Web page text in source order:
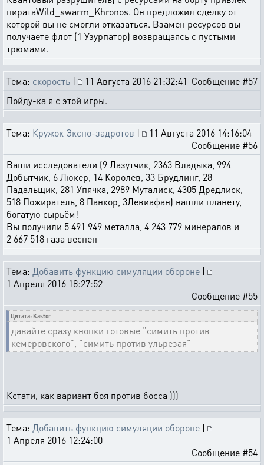
пиратаWild_swarm_Khronos. Он предложил сделку от
которой вы не смогли отказаться. Взамен ресурсов вы
получаете флот (1 Узурпатор) возвращаясь с пустыми
трюмами.
Тема: скорость | 11 Августа 2016 21:32:41 Сообщение #57
Пойду-ка я с этой игры.
Тема: Кружок Экспо-задротов |
11 Августа 2016 14:16:04
Сообщение #56
Ваши исследователи (9 Лазутчик, 2363 Владыка, 994
Добытчик, 6 Люкер, 14 Королев, 33 Брудлинг, 28
Падальщик, 281 Упячка, 2989 Муталиск, 4305 Дредлиск,
518 Пожиратель, 8 Панкор, 3Левиафан) нашли планету,
богатую сырьём!
Вы получили 5 491 949 металла, 4 243 779 минералов и
2 667 518 газа веспен
Тема: Добавить функцию симуляции обороне |
1 Апреля 2016 18:27:52
Сообщение #55
Цитата: Kastor
давайте сразу кнопки готовые "симить против
кемеровского", "симить против ульрезая"
Кстати, как вариант боя против босса )))
Тема: Добавить функцию симуляции обороне |
1 Апреля 2016 12:24:00
Сообщение #54